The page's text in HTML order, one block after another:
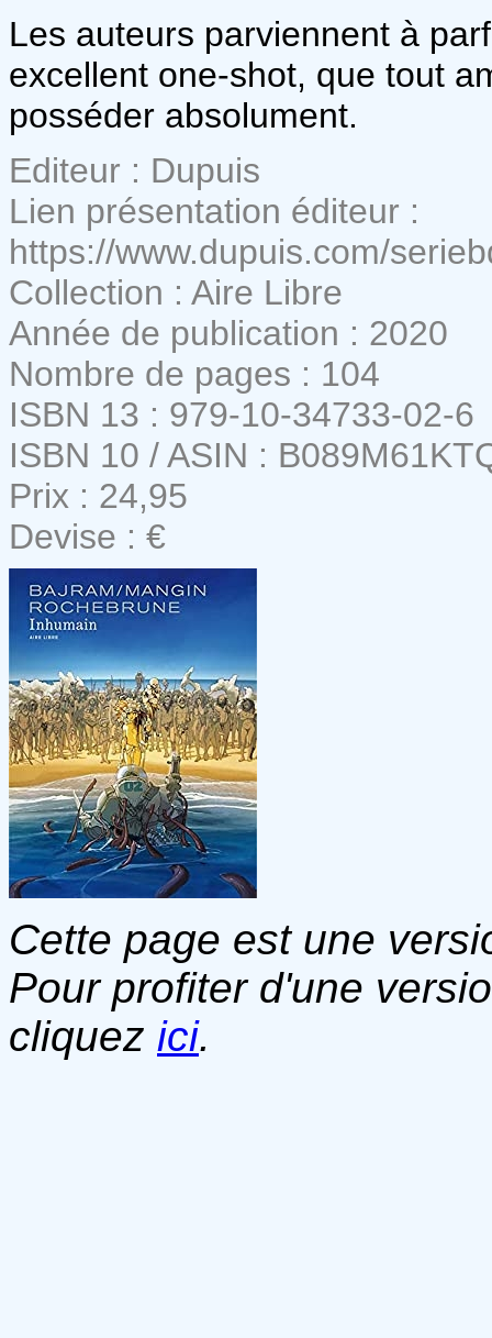
Les auteurs parviennent à
excellent one-shot, que tout
posséder absolument.
Editeur : Dupuis
Lien présentation éditeur :
https://www.dupuis.com/
Collection : Aire Libre
Année de publication : 2020
Nombre de pages : 104
ISBN 13 : 979-10-34733-02-6
ISBN 10 / ASIN :
Prix : 24,95
Devise : €
Cette page est une
Pour profiter d'une
cliquez ici.